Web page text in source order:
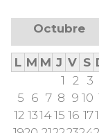
Octubre
L M M J V S
1
2 3
5 6 7 8 9 10
12 131415 16 17